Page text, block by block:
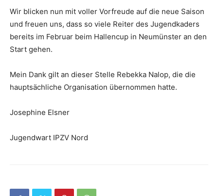
Wir blicken nun mit voller Vorfreude auf die neue Saison
und freuen uns, dass so viele Reiter des Jugendkaders
bereits im Februar beim Hallencup in Neumünster an den
Start gehen.
Mein Dank gilt an dieser Stelle Rebekka Nalop, die die
hauptsächliche Organisation übernommen hatte.
Josephine Elsner
Jugendwart IPZV Nord